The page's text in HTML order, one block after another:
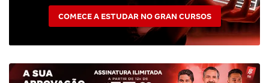
COMECE A ESTUDAR NO GRAN CURSOS